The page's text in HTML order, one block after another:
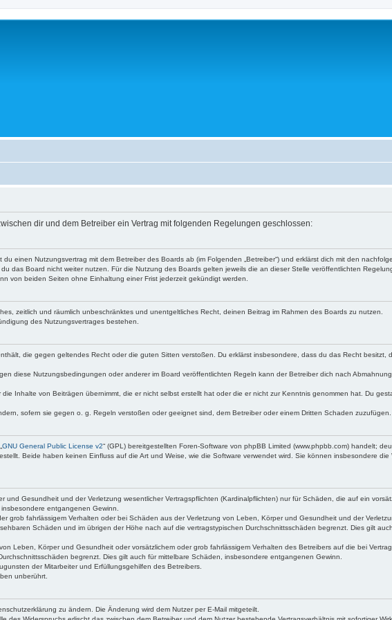
dir und dem Betreiber ein Vertrag mit folgenden Regelungen geschlossen:
du einen Nutzungsvertrag mit dem Betreiber des Boards ab (im Folgenden „Betreiber“) und erklärst dich mit den
das Board nicht weiter nutzen. Für die Nutzung des Boards gelten jeweils die an dieser Stelle veröffentlichten
von beiden Seiten ohne Einhaltung einer Frist jederzeit gekündigt werden.
zeitlich und räumlich unbeschränktes und unentgeltliches Recht, deinen Beitrag im Rahmen des Boards zu nutzen.
des Nutzungsvertrages bestehen.
die gegen geltendes Recht oder die guten Sitten verstoßen. Du erklärst insbesondere, dass du das Recht besitzt,
diese Nutzungsbedingungen oder anderer im Board veröffentlichten Regeln kann der Betreiber dich nach
Inhalte von Beiträgen übernimmt, die er nicht selbst erstellt hat oder die er nicht zur Kenntnis genommen hat. Du
sofern sie gegen o. g. Regeln verstoßen oder geeignet sind, dem Betreiber oder einem Dritten Schaden zuzufügen.
GNU General Public License v2“ (GPL) bereitgestellten Foren-Software von phpBB Limited (www.phpbb.com) handelt;
Beide haben keinen Einfluss auf die Art und Weise, wie die Software verwendet wird. Sie können insbesondere
und Gesundheit und der Verletzung wesentlicher Vertragspflichten (Kardinalpflichten) nur für Schäden, die auf ein
entgangenen Gewinn.
grob fahrlässigem Verhalten oder bei Schäden aus der Verletzung von Leben, Körper und Gesundheit und der
Schäden und im übrigen der Höhe nach auf die vertragstypischen Durchschnittsschäden begrenzt. Dies gilt
Leben, Körper und Gesundheit oder vorsätzlichem oder grob fahrlässigem Verhalten des Betreibers auf die bei
begrenzt. Dies gilt auch für mittelbare Schäden, insbesondere entgangenen Gewinn.
der Mitarbeiter und Erfüllungsgehilfen des Betreibers.
unberührt.
zu ändern. Die Änderung wird dem Nutzer per E-Mail mitgeteilt.